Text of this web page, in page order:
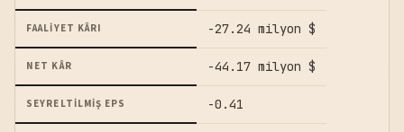
FAALIYET KÂRI -27.24 milyon $
NET KÂR -44.17 milyon $
SEYRELTILMIŞ EPS -0.41